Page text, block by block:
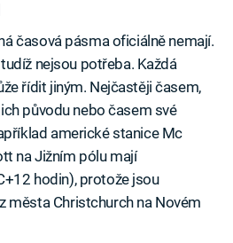
časová pásma oficiálně nemají.
nejsou potřeba. Každá
řídit jiným. Nejčastěji časem,
původu nebo časem své
americké stanice Mc
na Jižním pólu mají
hodin), protože jsou
města Christchurch na Novém